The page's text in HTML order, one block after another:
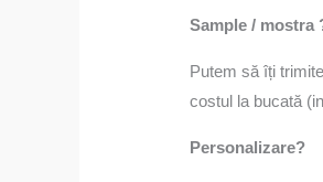
Sample / mostra
Putem să îți
costul la bucată
Personalizare?